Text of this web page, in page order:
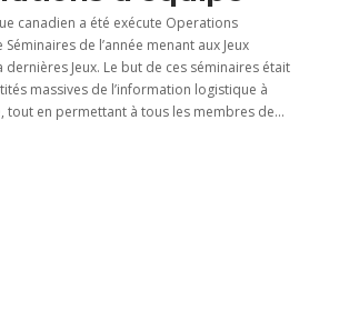
canadien a été exécute Operations
de l’année menant aux Jeux
Jeux. Le but de ces séminaires était
massives de l’information logistique à
tout en permettant à tous les membres de...